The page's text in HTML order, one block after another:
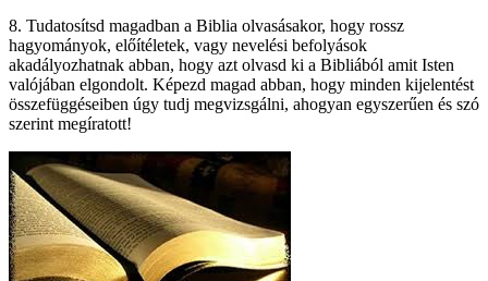
8. Tudatosítsd magadban a Biblia olvasásakor, hogy rossz
hagyományok, előítéletek, vagy nevelési befolyások
akadályozhatnak abban, hogy azt olvasd ki a Bibliából amit Isten
valójában elgondolt. Képezd magad abban, hogy minden kijelentést
összefüggéseiben úgy tudj megvizsgálni, ahogyan egyszerűen és szó
szerint megíratott!